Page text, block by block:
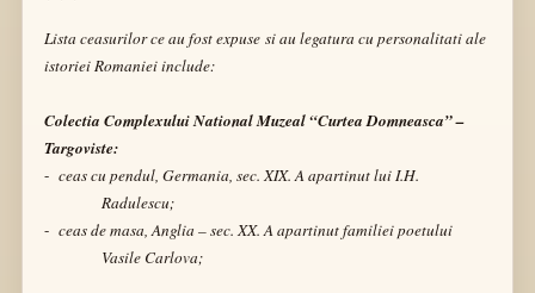
Lista ceasurilor ce au fost expuse si au legatura cu personalitati ale
istoriei Romaniei include:
Colectia Complexului National Muzeal “Curtea Domneasca” –
Targoviste:
- ceas cu pendul, Germania, sec. XIX. A apartinut lui I.H.
Radulescu;
- ceas de masa, Anglia – sec. XX. A apartinut familiei poetului
Vasile Carlova;